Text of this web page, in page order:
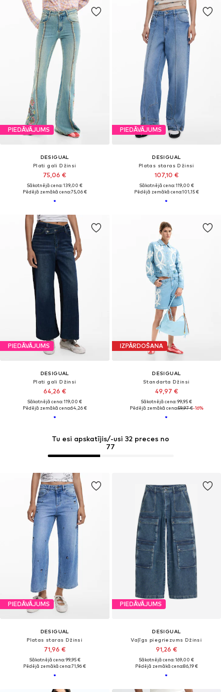
PIEDĀVĀJUMS
DESIGUAL
Plati gali Džinsi
75,06 €
Sākotnējā cena: 139,00 €
Pēdējā zemākā cena:75,06 €
PIEDĀVĀJUMS
DESIGUAL
Platas staras Džinsi
107,10 €
Sākotnējā cena: 119,00 €
Pēdējā zemākā cena:101,15 €
PIEDĀVĀJUMS
DESIGUAL
Plati gali Džinsi
64,26 €
Sākotnējā cena: 119,00 €
Pēdējā zemākā cena:64,26 €
IZPĀRDOŠANA
DESIGUAL
Standarta Džinsi
49,97 €
Sākotnējā cena: 99,95 €
Pēdējā zemākā cena:59,97 €-16%
PIEDĀVĀJUMS
DESIGUAL
Platas staras Džinsi
71,96 €
Sākotnējā cena: 99,95 €
Pēdējā zemākā cena:71,96 €
PIEDĀVĀJUMS
DESIGUAL
Vaļīgs piegriezums Džinsi
91,26 €
Sākotnējā cena: 169,00 €
Pēdējā zemākā cena:86,19 €
Tu esi apskatījis/-usi 32 preces no
77